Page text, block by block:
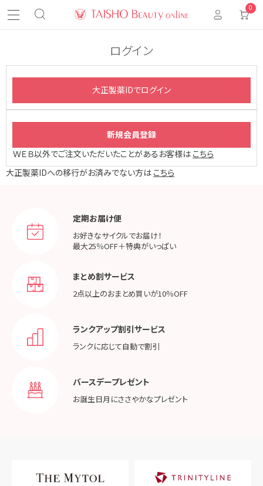
0
ログイン
ＷＥＢ以外でご注文いただいたことがあるお客様は こちら
大正製薬IDへの移行がお済みでない方は こちら
定期お届け便
お好きなサイクルでお届け！
最大25％OFF＋特典がいっぱい
まとめ割サービス
2点以上のおまとめ買いが10％OFF
ランクアップ割引サービス
ランクに応じて自動で割引
バースデープレゼント
お誕生日月にささやかなプレゼント